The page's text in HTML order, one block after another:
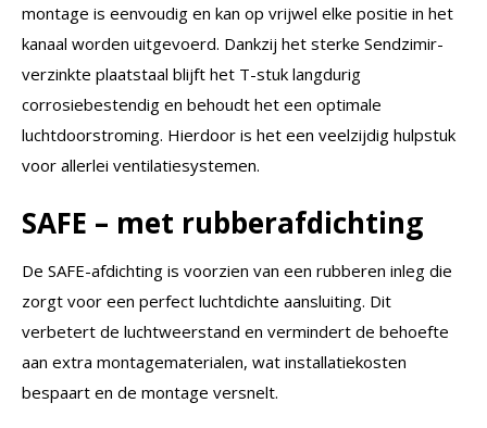
montage is eenvoudig en kan op vrijwel elke positie in het
kanaal worden uitgevoerd. Dankzij het sterke Sendzimir-
verzinkte plaatstaal blijft het T-stuk langdurig
corrosiebestendig en behoudt het een optimale
luchtdoorstroming. Hierdoor is het een veelzijdig hulpstuk
voor allerlei ventilatiesystemen.
SAFE – met rubberafdichting
De SAFE-afdichting is voorzien van een rubberen inleg die
zorgt voor een perfect luchtdichte aansluiting. Dit
verbetert de luchtweerstand en vermindert de behoefte
aan extra montagematerialen, wat installatiekosten
bespaart en de montage versnelt.